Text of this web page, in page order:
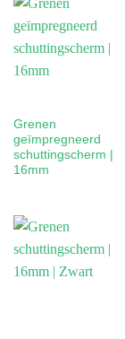
Grenen
geïmpregneerd
schuttingscherm |
16mm